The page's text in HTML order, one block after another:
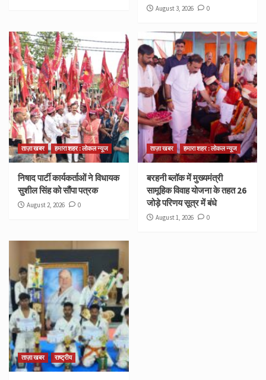
August 3, 2026 0
ताज़ा खबर हमारा शहर : लोकल न्यूज
निषाद पार्टी कार्यकर्ताओं ने विधायक
सुशील सिंह को सौंपा पत्रक
August 2, 2026 0
ताज़ा खबर हमारा शहर : लोकल न्यूज
बरहनी ब्लॉक में मुख्यमंत्री
सामूहिक विवाह योजना के तहत 26
जोड़े परिणय सूत्र में बंधे
August 1, 2026 0
ताज़ा खबर राष्ट्रीय